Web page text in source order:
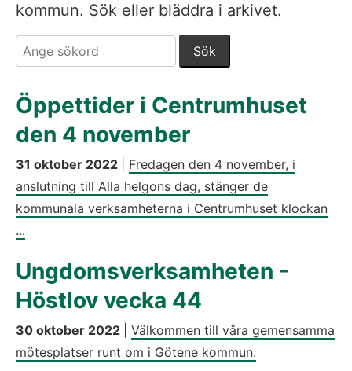
kommun. Sök eller bläddra i arkivet.
Öppettider i Centrumhuset
den 4 november
31 oktober 2022
Fredagen den 4 november, i
anslutning till Alla helgons dag, stänger de
kommunala verksamheterna i Centrumhuset klockan
...
Ungdomsverksamheten -
Höstlov vecka 44
30 oktober 2022
Välkommen till våra gemensamma
mötesplatser runt om i Götene kommun.